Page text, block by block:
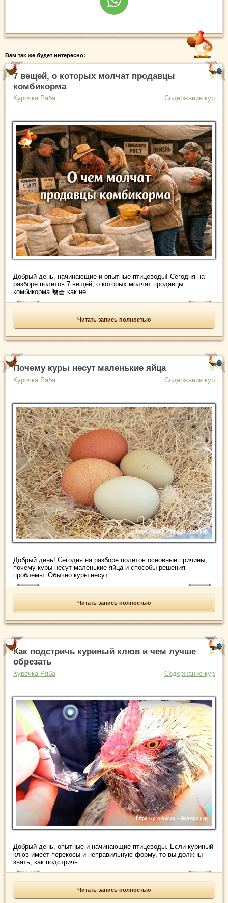
Вам так же будет интересно:
7 вещей, о которых молчат продавцы
комбикорма
Курочка Ряба Содержание кур
Добрый день, начинающие и опытные птицеводы! Сегодня на
разборе полетов 7 вещей, о которых молчат продавцы
комбикорма 🐔🧺 как не ...
Читать запись полностью
Почему куры несут маленькие яйца
Курочка Ряба Содержание кур
Добрый день! Сегодня на разборе полетов основные причины,
почему куры несут маленькие яйца и способы решения
проблемы. Обычно куры несут ...
Читать запись полностью
Как подстричь куриный клюв и чем лучше
обрезать
Курочка Ряба Содержание кур
Добрый день, опытные и начинающие птицеводы. Если куриный
клюв имеет перекосы и неправильную форму, то вы должны
знать, как подстричь ...
Читать запись полностью